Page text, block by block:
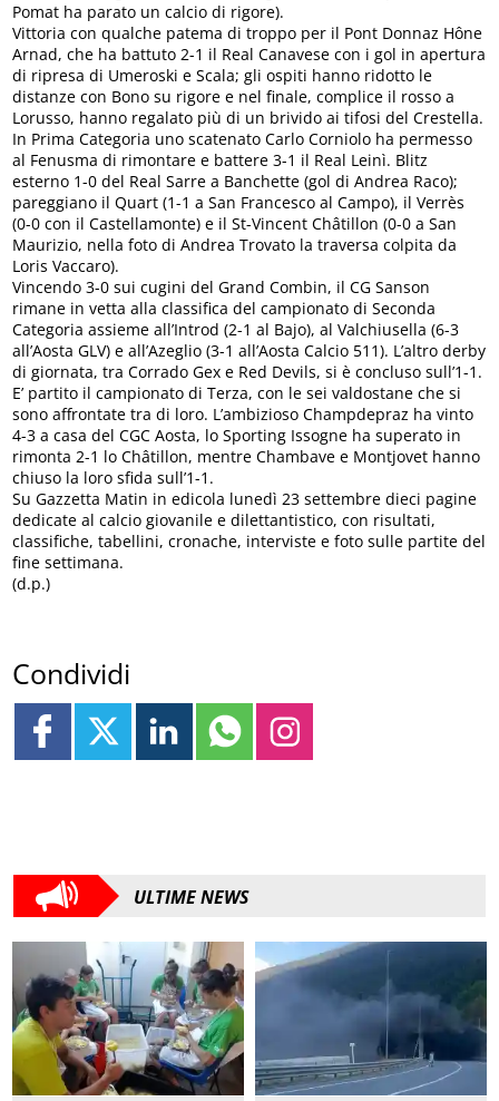
Pomat ha parato un calcio di rigore).
Vittoria con qualche patema di troppo per il Pont Donnaz Hône
Arnad, che ha battuto 2-1 il Real Canavese con i gol in apertura
di ripresa di Umeroski e Scala; gli ospiti hanno ridotto le
distanze con Bono su rigore e nel finale, complice il rosso a
Lorusso, hanno regalato più di un brivido ai tifosi del Crestella.
In Prima Categoria uno scatenato Carlo Corniolo ha permesso
al Fenusma di rimontare e battere 3-1 il Real Leinì. Blitz
esterno 1-0 del Real Sarre a Banchette (gol di Andrea Raco);
pareggiano il Quart (1-1 a San Francesco al Campo), il Verrès
(0-0 con il Castellamonte) e il St-Vincent Châtillon (0-0 a San
Maurizio, nella foto di Andrea Trovato la traversa colpita da
Loris Vaccaro).
Vincendo 3-0 sui cugini del Grand Combin, il CG Sanson
rimane in vetta alla classifica del campionato di Seconda
Categoria assieme all’Introd (2-1 al Bajo), al Valchiusella (6-3
all’Aosta GLV) e all’Azeglio (3-1 all’Aosta Calcio 511). L’altro derby
di giornata, tra Corrado Gex e Red Devils, si è concluso sull’1-1.
E’ partito il campionato di Terza, con le sei valdostane che si
sono affrontate tra di loro. L’ambizioso Champdepraz ha vinto
4-3 a casa del CGC Aosta, lo Sporting Issogne ha superato in
rimonta 2-1 lo Châtillon, mentre Chambave e Montjovet hanno
chiuso la loro sfida sull’1-1.
Su Gazzetta Matin in edicola lunedì 23 settembre dieci pagine
dedicate al calcio giovanile e dilettantistico, con risultati,
classifiche, tabellini, cronache, interviste e foto sulle partite del
fine settimana.
(d.p.)
Condividi
ULTIME NEWS